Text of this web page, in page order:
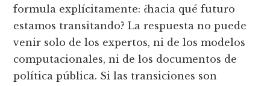
formula explícitamente: ¿hacia qué futuro
estamos transitando? La respuesta no puede
venir solo de los expertos, ni de los modelos
computacionales, ni de los documentos de
política pública. Si las transiciones son